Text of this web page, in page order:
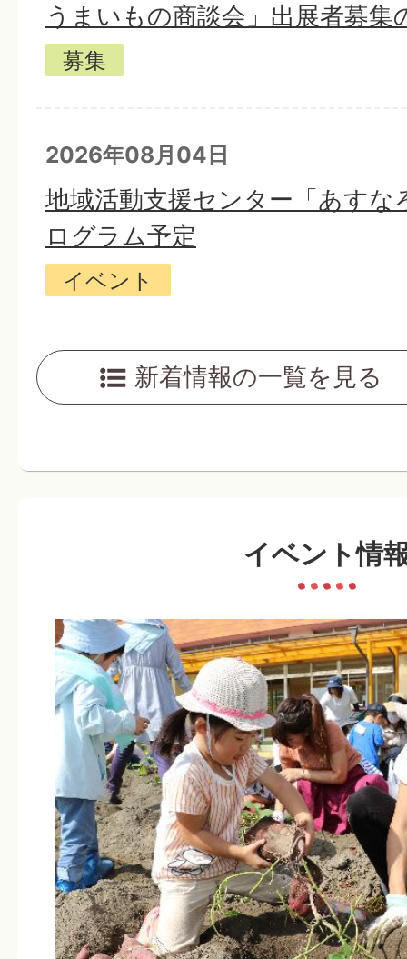
うまいもの商談会」出展者募集
募集
2026年08月04日
地域活動支援センター「あす
ログラム予定
イベント
2026年08月04日
県営住宅の入居者募集ついて
2026年08月03日
シルバー人材センター会員募集
募集
2026年08月02日
「令和8年熊本地震災害義援金
新着情報の一覧を見る
イベント情